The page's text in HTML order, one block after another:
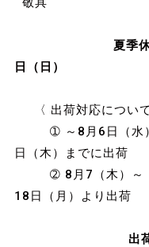
夏季休暇 8
日（日）
〈 出荷対応について
➀ ～8月6日（
日（木）までに出荷
➁ 8月7（木）～
18日（月）より出荷
出